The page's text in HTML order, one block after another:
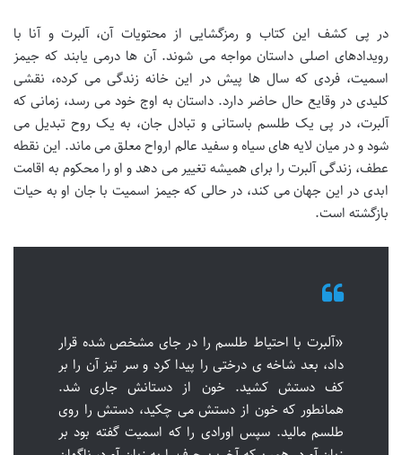
در پی کشف این کتاب و رمزگشایی از محتویات آن، آلبرت و آنا با
رویدادهای اصلی داستان مواجه می شوند. آن ها درمی یابند که جیمز
اسمیت، فردی که سال ها پیش در این خانه زندگی می کرده، نقشی
کلیدی در وقایع حال حاضر دارد. داستان به اوج خود می رسد، زمانی که
آلبرت، در پی یک طلسم باستانی و تبادل جان، به یک روح تبدیل می
شود و در میان لایه های سیاه و سفید عالم ارواح معلق می ماند. این نقطه
عطف، زندگی آلبرت را برای همیشه تغییر می دهد و او را محکوم به اقامت
ابدی در این جهان می کند، در حالی که جیمز اسمیت با جان او به حیات
بازگشته است.
«آلبرت با احتیاط طلسم را در جای مشخص شده قرار
داد، بعد شاخه ی درختی را پیدا کرد و سر تیز آن را بر
کف دستش کشید. خون از دستانش جاری شد.
همانطور که خون از دستش می چکید، دستش را روی
طلسم مالید. سپس اورادی را که اسمیت گفته بود بر